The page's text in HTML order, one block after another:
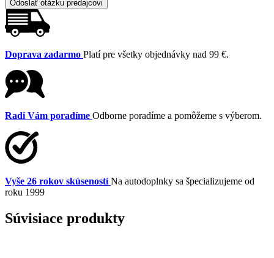
Odoslať otázku predajcovi
Doprava zadarmo Platí pre všetky objednávky nad 99 €.
Radi Vám poradíme Odborne poradíme a pomôžeme s výberom.
Vyše 26 rokov skúseností Na autodoplnky sa špecializujeme od
roku 1999
Súvisiace produkty